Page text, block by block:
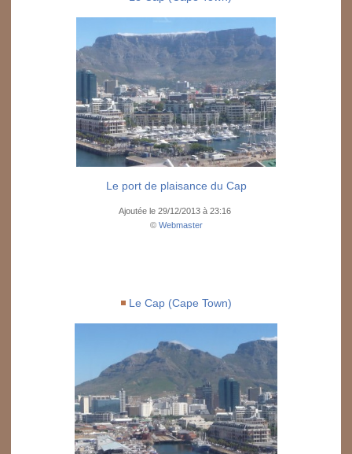
Le port de plaisance du Cap
Ajoutée le 29/12/2013 à 23:16
© Webmaster
Le Cap (Cape Town)